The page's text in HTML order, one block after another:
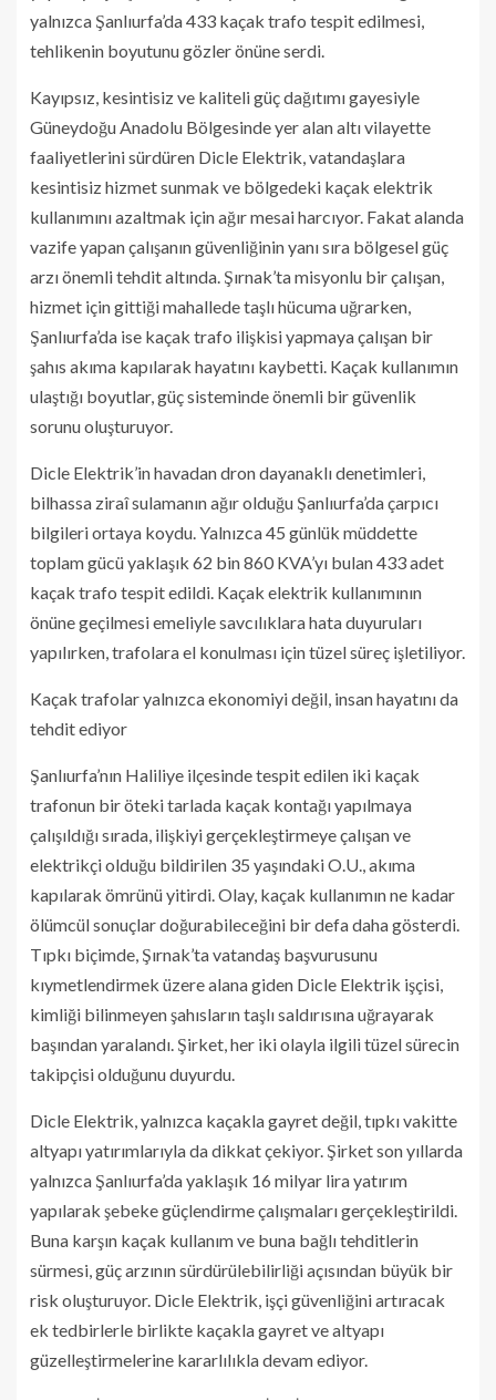
yalnızca Şanlıurfa’da 433 kaçak trafo tespit edilmesi,
tehlikenin boyutunu gözler önüne serdi.
Kayıpsız, kesintisiz ve kaliteli güç dağıtımı gayesiyle
Güneydoğu Anadolu Bölgesinde yer alan altı vilayette
faaliyetlerini sürdüren Dicle Elektrik, vatandaşlara
kesintisiz hizmet sunmak ve bölgedeki kaçak elektrik
kullanımını azaltmak için ağır mesai harcıyor. Fakat alanda
vazife yapan çalışanın güvenliğinin yanı sıra bölgesel güç
arzı önemli tehdit altında. Şırnak’ta misyonlu bir çalışan,
hizmet için gittiği mahallede taşlı hücuma uğrarken,
Şanlıurfa’da ise kaçak trafo ilişkisi yapmaya çalışan bir
şahıs akıma kapılarak hayatını kaybetti. Kaçak kullanımın
ulaştığı boyutlar, güç sisteminde önemli bir güvenlik
sorunu oluşturuyor.
Dicle Elektrik’in havadan dron dayanaklı denetimleri,
bilhassa ziraî sulamanın ağır olduğu Şanlıurfa’da çarpıcı
bilgileri ortaya koydu. Yalnızca 45 günlük müddette
toplam gücü yaklaşık 62 bin 860 KVA’yı bulan 433 adet
kaçak trafo tespit edildi. Kaçak elektrik kullanımının
önüne geçilmesi emeliyle savcılıklara hata duyuruları
yapılırken, trafolara el konulması için tüzel süreç işletiliyor.
Kaçak trafolar yalnızca ekonomiyi değil, insan hayatını da
tehdit ediyor
Şanlıurfa’nın Haliliye ilçesinde tespit edilen iki kaçak
trafonun bir öteki tarlada kaçak kontağı yapılmaya
çalışıldığı sırada, ilişkiyi gerçekleştirmeye çalışan ve
elektrikçi olduğu bildirilen 35 yaşındaki O.U., akıma
kapılarak ömrünü yitirdi. Olay, kaçak kullanımın ne kadar
ölümcül sonuçlar doğurabileceğini bir defa daha gösterdi.
Tıpkı biçimde, Şırnak’ta vatandaş başvurusunu
kıymetlendirmek üzere alana giden Dicle Elektrik işçisi,
kimliği bilinmeyen şahısların taşlı saldırısına uğrayarak
başından yaralandı. Şirket, her iki olayla ilgili tüzel sürecin
takipçisi olduğunu duyurdu.
Dicle Elektrik, yalnızca kaçakla gayret değil, tıpkı vakitte
altyapı yatırımlarıyla da dikkat çekiyor. Şirket son yıllarda
yalnızca Şanlıurfa’da yaklaşık 16 milyar lira yatırım
yapılarak şebeke güçlendirme çalışmaları gerçekleştirildi.
Buna karşın kaçak kullanım ve buna bağlı tehditlerin
sürmesi, güç arzının sürdürülebilirliği açısından büyük bir
risk oluşturuyor. Dicle Elektrik, işçi güvenliğini artıracak
ek tedbirlerle birlikte kaçakla gayret ve altyapı
güzelleştirmelerine kararlılıkla devam ediyor.